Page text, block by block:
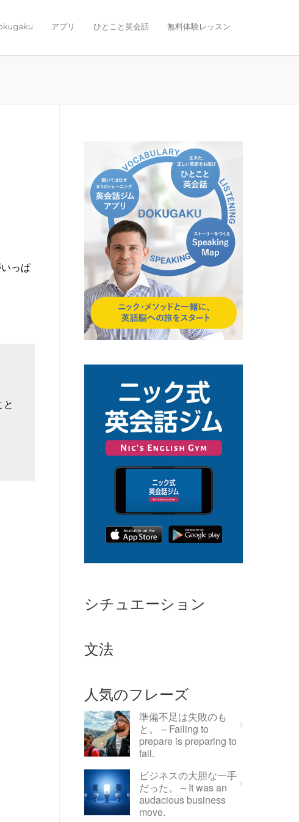
アプリ ひとこと英会話 無料体験レッスン
っぱ
シチュエーション
文法
人気のフレーズ
準備不足は失敗のも
と。 – Failing to
prepare is preparing to
fail.
ビジネスの大胆な一手
だった。 – It was an
audacious business
move.